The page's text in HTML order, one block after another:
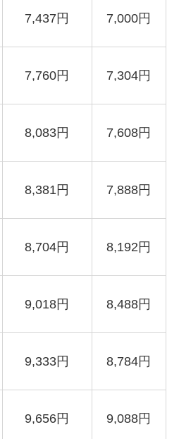
7,437円 7,000円
7,760円 7,304円
8,083円 7,608円
8,381円 7,888円
8,704円 8,192円
9,018円 8,488円
9,333円 8,784円
9,656円 9,088円